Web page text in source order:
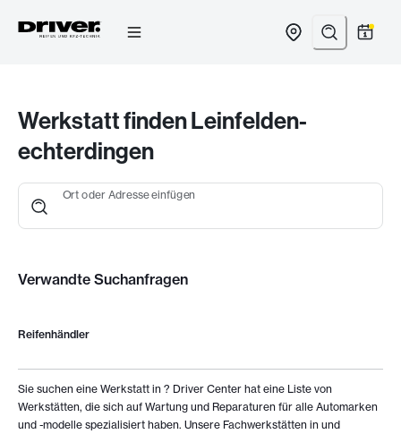
springen
Werkstatt finden Leinfelden-
echterdingen
Ort oder Adresse einfügen
Verwandte Suchanfragen
Reifenhändler
Sie suchen eine Werkstatt in ? Driver Center hat eine Liste von
Werkstätten, die sich auf Wartung und Reparaturen für alle Automarken
und -modelle spezialisiert haben. Unsere Fachwerkstätten in und